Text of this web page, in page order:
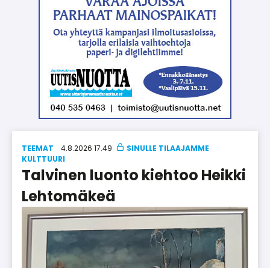
TEEMAT
4.8.2026 17.49
KULT­TUU­RI
Talvinen luonto kiehtoo Heikki
Lehtomäkeä